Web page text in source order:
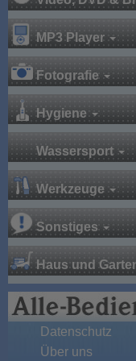
MP3 Player
Fotografie
Hygiene
Wassersport
Werkzeuge
Sonstiges
Haus und
Datenschutz
Über uns